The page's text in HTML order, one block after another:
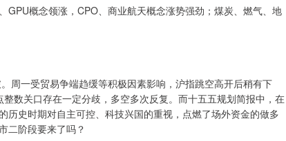
概念领涨，CPO、商业航天概念涨势强劲；煤炭、燃气、地
周一受贸易争端趋缓等积极因素影响，沪指跳空高开后稍有下
数关口存在一定分歧，多空多次反复。而十五五规划简报中，在
史时期对自主可控、科技兴国的重视，点燃了场外资金的做多
二阶段要来了吗？